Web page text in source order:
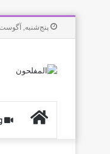
پنج‌شنبه, آگوست 6